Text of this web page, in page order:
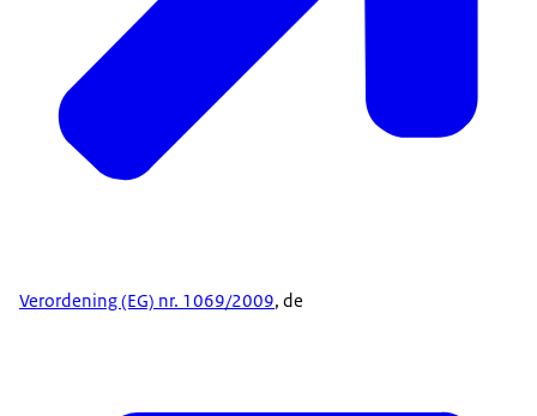
Verordening (EG) nr. 1069/2009, de